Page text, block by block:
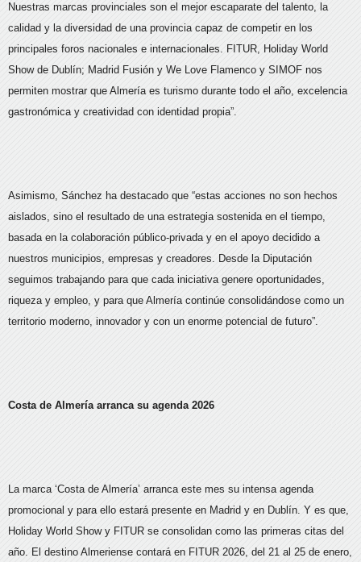
Nuestras marcas provinciales son el mejor escaparate del talento, la
calidad y la diversidad de una provincia capaz de competir en los
principales foros nacionales e internacionales. FITUR, Holiday World
Show de Dublín; Madrid Fusión y We Love Flamenco y SIMOF nos
permiten mostrar que Almería es turismo durante todo el año, excelencia
gastronómica y creatividad con identidad propia”.
Asimismo, Sánchez ha destacado que “estas acciones no son hechos
aislados, sino el resultado de una estrategia sostenida en el tiempo,
basada en la colaboración público-privada y en el apoyo decidido a
nuestros municipios, empresas y creadores. Desde la Diputación
seguimos trabajando para que cada iniciativa genere oportunidades,
riqueza y empleo, y para que Almería continúe consolidándose como un
territorio moderno, innovador y con un enorme potencial de futuro”.
Costa de Almería arranca su agenda 2026
La marca ‘Costa de Almería’ arranca este mes su intensa agenda
promocional y para ello estará presente en Madrid y en Dublín. Y es que,
Holiday World Show y FITUR se consolidan como las primeras citas del
año. El destino Almeriense contará en FITUR 2026, del 21 al 25 de enero,